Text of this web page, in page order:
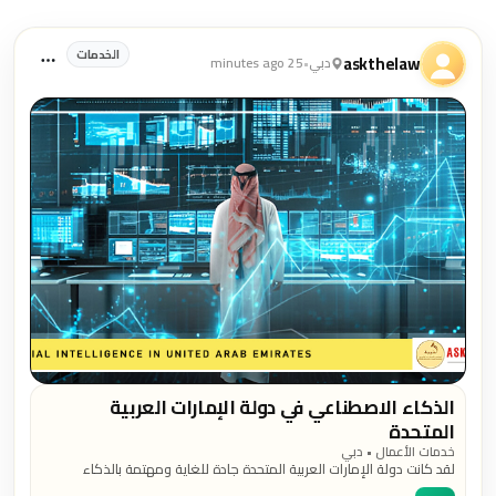
منشورات الخدمات
askthelaw دبي•
25 minutes ago الخدمات
الذكاء الاصطناعي في دولة الإمارات العربية
المتحدة
خدمات الأعمال • دبي
لقد كانت دولة الإمارات العربية المتحدة جادة للغاية ومهتمة بالذكاء
الاصطناعي أو الذكاء الاصطناعي خلال السنوات القليلة الماضية. يتم